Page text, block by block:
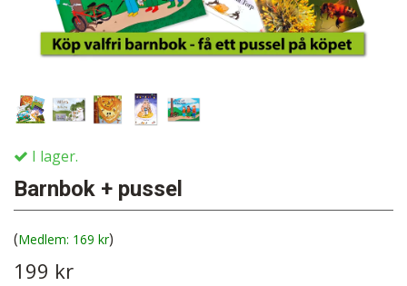
I lager.
Barnbok + pussel
( 169 kr)
199 kr